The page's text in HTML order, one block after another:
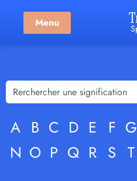
Menu
A B C D E F G
N O P Q R S T